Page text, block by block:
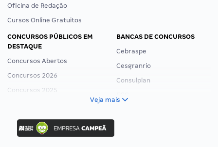
Oficina de Redação
Cursos Online Gratuitos
CONCURSOS PÚBLICOS EM
DESTAQUE
Concursos Abertos
Concursos 2026
Concursos 2025
Concurso Ibama
Concurso MPU
BANCAS DE CONCURSOS
Cebraspe
Cesgranrio
Consulplan
Veja mais